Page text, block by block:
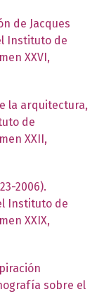
de Jacques
Instituto de
XXVI,
la arquitectura,
de
XXII,
2006).
Instituto de
XXIX,
sobre el